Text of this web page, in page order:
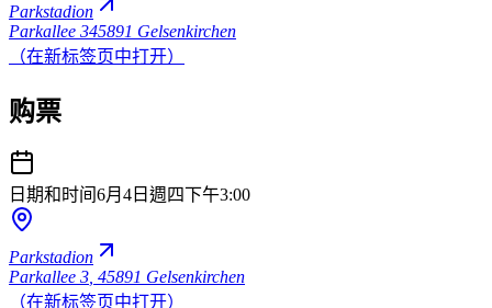
Parkstadion
Parkallee 345891 Gelsenkirchen
（在新标签页中打开）
购票
日期和时间 6月4日週四 下午3:00
Parkstadion
Parkallee 3, 45891 Gelsenkirchen
（在新标签页中打开）